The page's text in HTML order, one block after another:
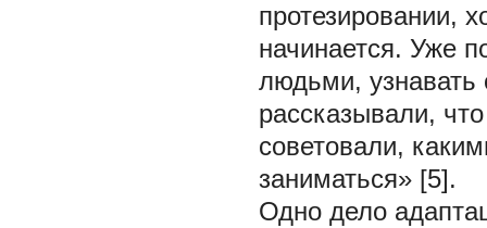
протезировании,
начинается. Уже
людьми, узнавать
рассказывали,
советовали,
заниматься» [5].
Одно дело